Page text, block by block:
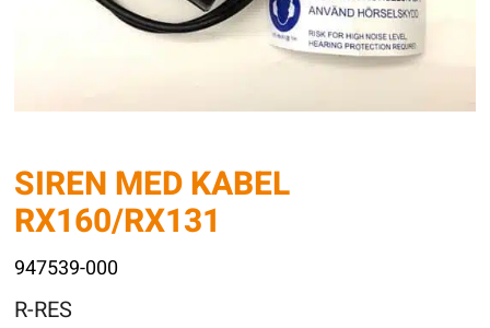
SIREN MED KABEL
RX160/RX131
947539-000
R-RES